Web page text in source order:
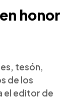
honor
tesón,
de los
el editor de